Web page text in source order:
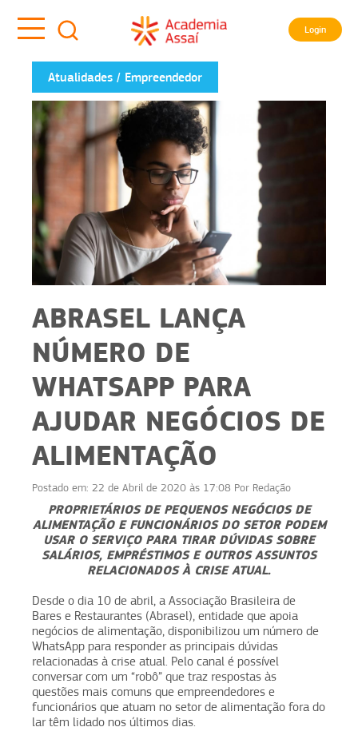
Login
Atualidades Empreendedor
ABRASEL LANÇA
NÚMERO DE
WHATSAPP PARA
AJUDAR NEGÓCIOS DE
ALIMENTAÇÃO
Postado em: 22 de Abril de 2020 às 17:08 Por Redação
PROPRIETÁRIOS DE PEQUENOS NEGÓCIOS DE
ALIMENTAÇÃO E FUNCIONÁRIOS DO SETOR PODEM
USAR O SERVIÇO PARA TIRAR DÚVIDAS SOBRE
SALÁRIOS, EMPRÉSTIMOS E OUTROS ASSUNTOS
RELACIONADOS À CRISE ATUAL.
Desde o dia 10 de abril, a Associação Brasileira de
Bares e Restaurantes (Abrasel), entidade que apoia
negócios de alimentação, disponibilizou um número de
WhatsApp para responder as principais dúvidas
relacionadas à crise atual. Pelo canal é possível
conversar com um “robô” que traz respostas às
questões mais comuns que empreendedores e
funcionários que atuam no setor de alimentação fora do
lar têm lidado nos últimos dias.